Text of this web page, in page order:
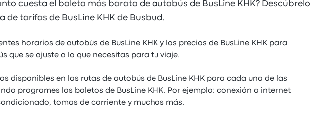
cuesta el boleto más barato de autobús de BusLine KHK? Descúbrelo
de tarifas de BusLine KHK de Busbud.
horarios de autobús de BusLine KHK y los precios de BusLine KHK para
que se ajuste a lo que necesitas para tu viaje.
disponibles en las rutas de autobús de BusLine KHK para cada una de las
programes los boletos de BusLine KHK. Por ejemplo: conexión a internet
tomas de corriente y muchos más.